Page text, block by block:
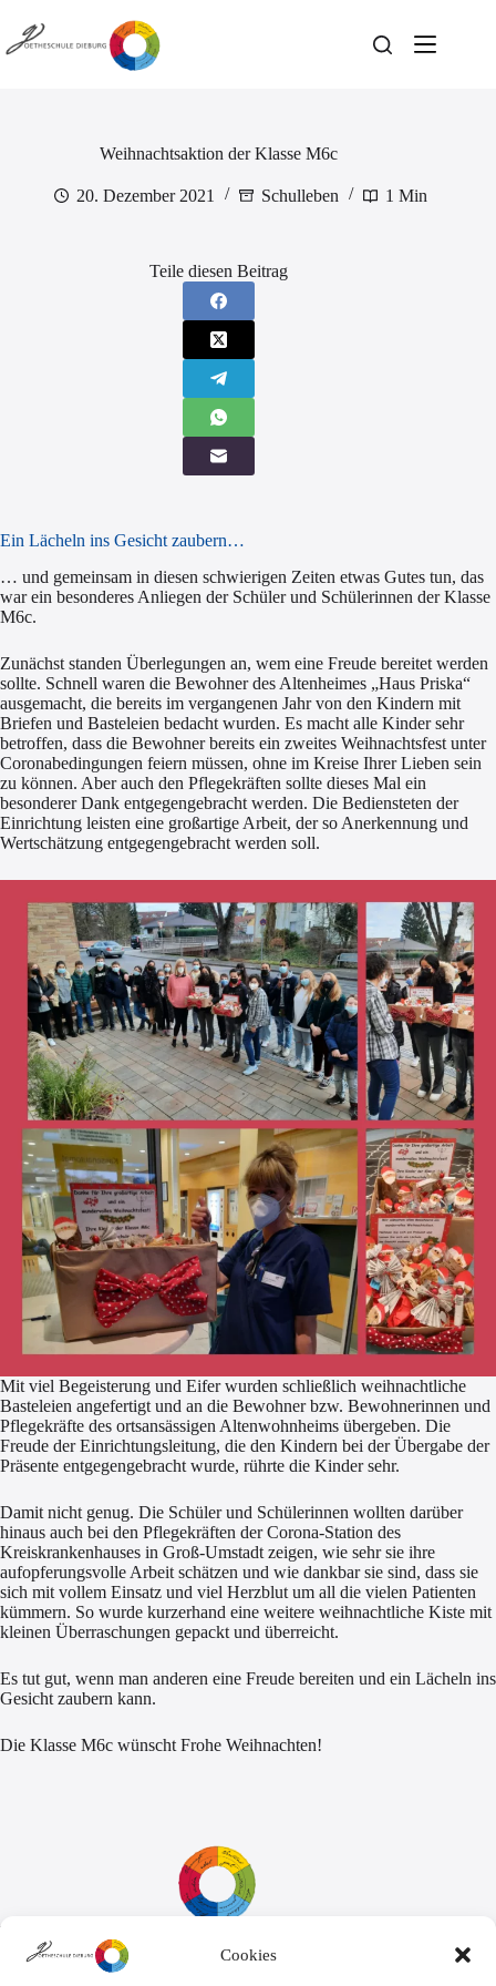
Cookies
Inhalt
springen
Weihnachtsaktion der Klasse M6c
20. Dezember 2021 Schulleben 1 Min
Teile diesen Beitrag
Ein Lächeln ins Gesicht zaubern…
… und gemeinsam in diesen schwierigen Zeiten etwas Gutes tun, das
war ein besonderes Anliegen der Schüler und Schülerinnen der Klasse
M6c.
Zunächst standen Überlegungen an, wem eine Freude bereitet werden
sollte. Schnell waren die Bewohner des Altenheimes „Haus Priska“
ausgemacht, die bereits im vergangenen Jahr von den Kindern mit
Briefen und Basteleien bedacht wurden. Es macht alle Kinder sehr
betroffen, dass die Bewohner bereits ein zweites Weihnachtsfest unter
Coronabedingungen feiern müssen, ohne im Kreise Ihrer Lieben sein
zu können. Aber auch den Pflegekräften sollte dieses Mal ein
besonderer Dank entgegengebracht werden. Die Bediensteten der
Einrichtung leisten eine großartige Arbeit, der so Anerkennung und
Wertschätzung entgegengebracht werden soll.
Mit viel Begeisterung und Eifer wurden schließlich weihnachtliche
Basteleien angefertigt und an die Bewohner bzw. Bewohnerinnen und
Pflegekräfte des ortsansässigen Altenwohnheims übergeben. Die
Freude der Einrichtungsleitung, die den Kindern bei der Übergabe der
Präsente entgegengebracht wurde, rührte die Kinder sehr.
Damit nicht genug. Die Schüler und Schülerinnen wollten darüber
hinaus auch bei den Pflegekräften der Corona-Station des
Kreiskrankenhauses in Groß-Umstadt zeigen, wie sehr sie ihre
aufopferungsvolle Arbeit schätzen und wie dankbar sie sind, dass sie
sich mit vollem Einsatz und viel Herzblut um all die vielen Patienten
kümmern. So wurde kurzerhand eine weitere weihnachtliche Kiste mit
kleinen Überraschungen gepackt und überreicht.
Es tut gut, wenn man anderen eine Freude bereiten und ein Lächeln ins
Gesicht zaubern kann.
Die Klasse M6c wünscht Frohe Weihnachten!
Sekretariat: